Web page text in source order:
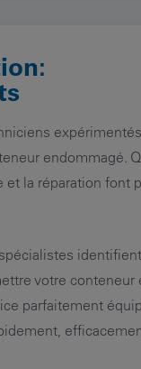
expérimentés
endommagé.
et la réparation font
identifient
votre conteneur
parfaitement